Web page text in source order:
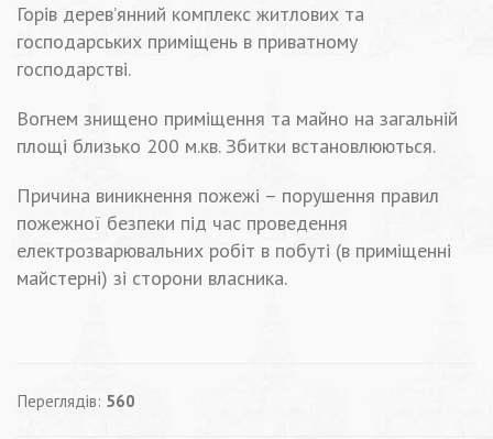
Горів дерев’янний комплекс житлових та
господарських приміщень в приватному
господарстві.
Вогнем знищено приміщення та майно на загальній
площі близько 200 м.кв. Збитки встановлюються.
Причина виникнення пожежі – порушення правил
пожежної безпеки під час проведення
електрозварювальних робіт в побуті (в приміщенні
майстерні) зі сторони власника.
Переглядів: 560